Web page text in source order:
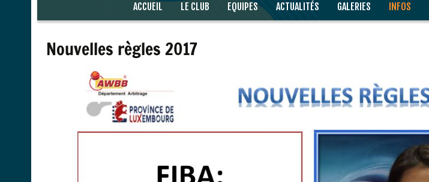
ACCUEIL LE CLUB EQUIPES ACTUALITÉS GALERIES INFOS
Nouvelles règles 2017